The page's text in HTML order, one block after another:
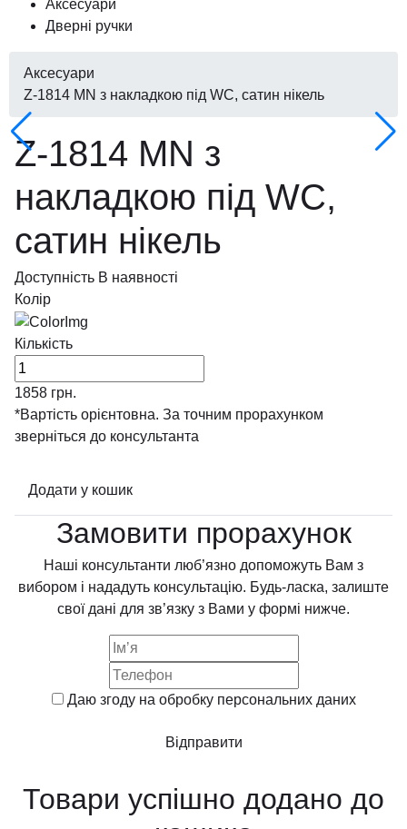
Аксесуари
Дверні ручки
Аксесуари
Z-1814 MN з накладкою під WC, сатин нікель
Z-1814 MN з
накладкою під WC,
сатин нікель
Доступність В наявності
Колір
Кількість
1858 грн.
*Вартість орієнтовна. За точним прорахунком
зверніться до консультанта
Додати у кошик
Замовити прорахунок
Наші консультанти люб’язно допоможуть Вам з
вибором і нададуть консультацію. Будь-ласка, залиште
свої дані для зв’язку з Вами у формі нижче.
Даю згоду на обробку персональних даних
Відправити
Товари успішно додано до